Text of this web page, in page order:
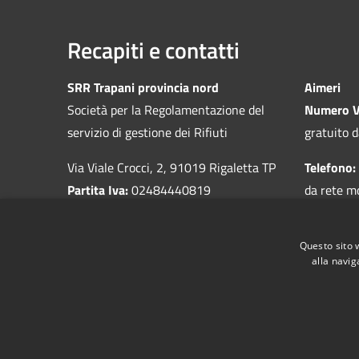
Recapiti e contatti
SRR Trapani provincia nord
Società per la Regolamentazione del
servizio di gestione dei Rifiuti
Via Viale Crocci, 2, 91019 Rigaletta TP
Partita Iva:02484440819
Aimeri
Numero
gratuito
Telefono:
da rete
Questo sito
alla